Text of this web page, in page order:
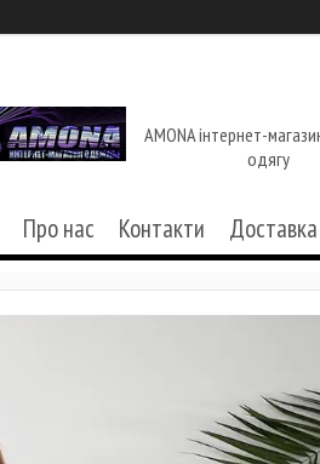
AMONA інтернет-
одягу
Про нас Контакти